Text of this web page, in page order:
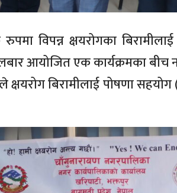
विपन्न क्षयरोगका
आयोजित एक कार्यक्रमका बीच
क्षयरोग बिरामीलाई पोषणा